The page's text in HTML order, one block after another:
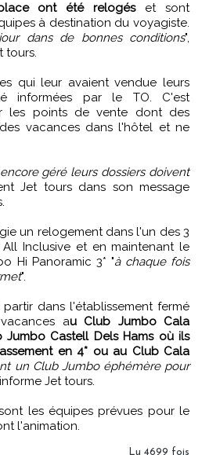
ont été relogéset sont
à destination du voyagiste.
dans de bonnes conditions",
tours.
qui leur avaient vendue leurs
informées par le TO. C'est
les points de vente dont des
vacances dans l'hôtel et ne
géré leurs dossiers doivent
Jet tours dans son message
un relogement dans l'un des 3
Inclusive et en maintenant le
Hi Panoramic 3* "à chaque fois
".
dans l'établissement fermé
au Club Jumbo Cala
Jumbo Castell Dels Hams où ils
en 4* ou au Club Cala
un Club Jumbo éphémère pour
Jet tours.
les équipes prévues pour le
l'animation.
Lu 4699 fois